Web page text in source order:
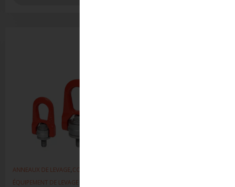
ANNEAUX DE LEVAGE,CODIPRO
ÉQUIPEMENT DE LEVAGE